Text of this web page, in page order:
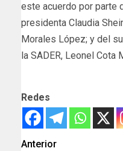
este acuerdo por parte
presidenta Claudia
Morales López; y del
la SADER, Leonel Cota
Redes
Anterior